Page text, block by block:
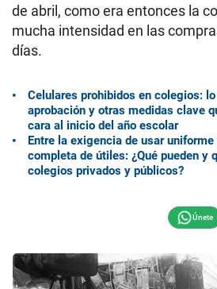
de abril, como era entonces la
mucha intensidad en las
días.
Celulares prohibidos en colegios:
aprobación y otras medidas clave
cara al inicio del año escolar
Entre la exigencia de usar
completa de útiles: ¿Qué pueden y
colegios privados y públicos?